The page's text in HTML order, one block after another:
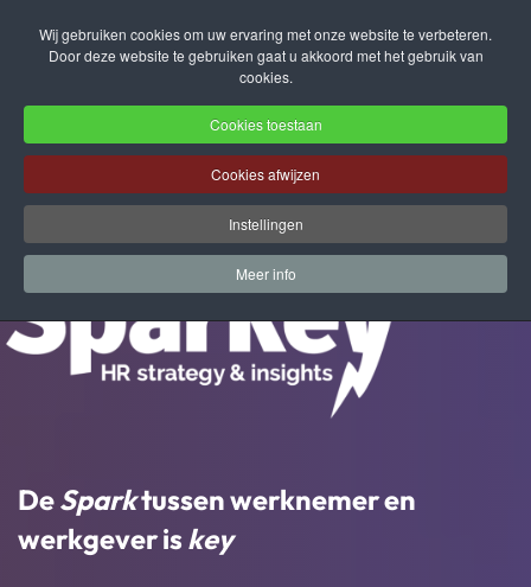
Wij gebruiken cookies om uw ervaring met onze website te verbeteren.
Door deze website te gebruiken gaat u akkoord met het gebruik van
cookies.
Cookies toestaan
Cookies afwijzen
Instellingen
Meer info
Terug naar hoofdinhoud
DeSparktussen werknemer en
werkgever is key